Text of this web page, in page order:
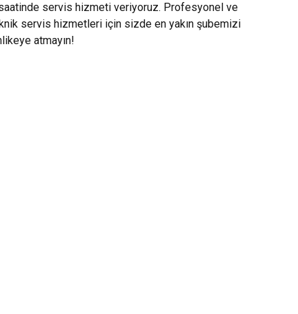
saatinde servis hizmeti veriyoruz. Profesyonel ve
servis hizmetleri için sizde en yakın şubemizi
atmayın!